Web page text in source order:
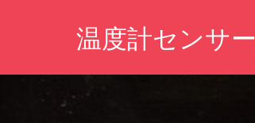
ン
温度計センサ